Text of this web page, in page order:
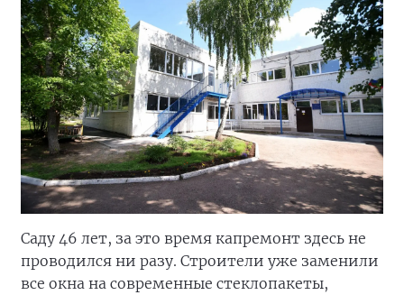
Саду 46 лет, за это время капремонт здесь не
проводился ни разу. Строители уже заменили
все окна на современные стеклопакеты,